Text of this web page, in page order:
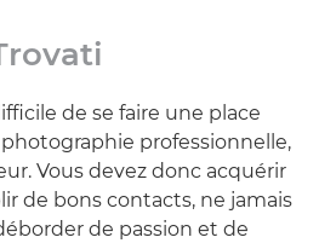
de se faire une place
professionnelle,
Vous devez donc acquérir
de bons contacts, ne jamais
de passion et de